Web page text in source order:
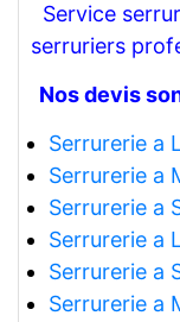
Service
serruriers
Nos devis
Serrurerie a
Serrurerie a
Serrurerie a
Serrurerie a
Serrurerie a
Serrurerie a